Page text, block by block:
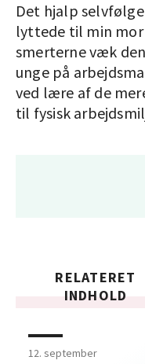
Det hjalp
lyttede til min
smerterne væk
unge på
ved lære af de
til fysisk
RELATERET
INDHOLD
12. september